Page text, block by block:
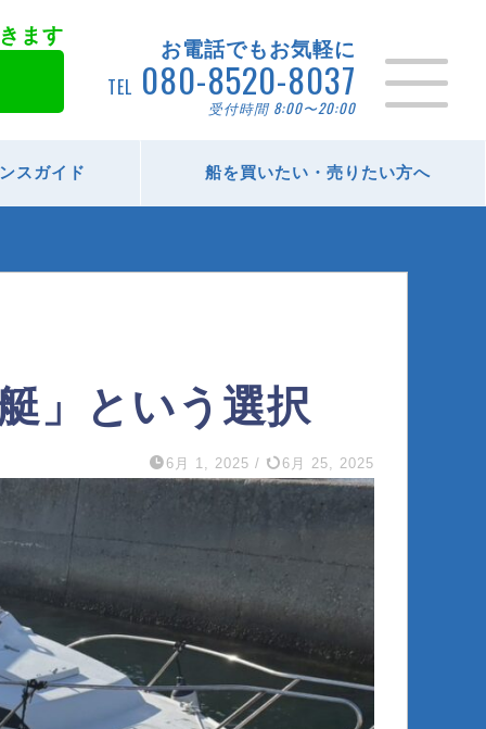
ます お電話でもお気軽に
TEL 080-8520-8037
受付時間 8:00〜20:00
スガイド 船を買いたい・売りたい方へ
」という選択
6月 1, 2025 / 6月 25, 2025